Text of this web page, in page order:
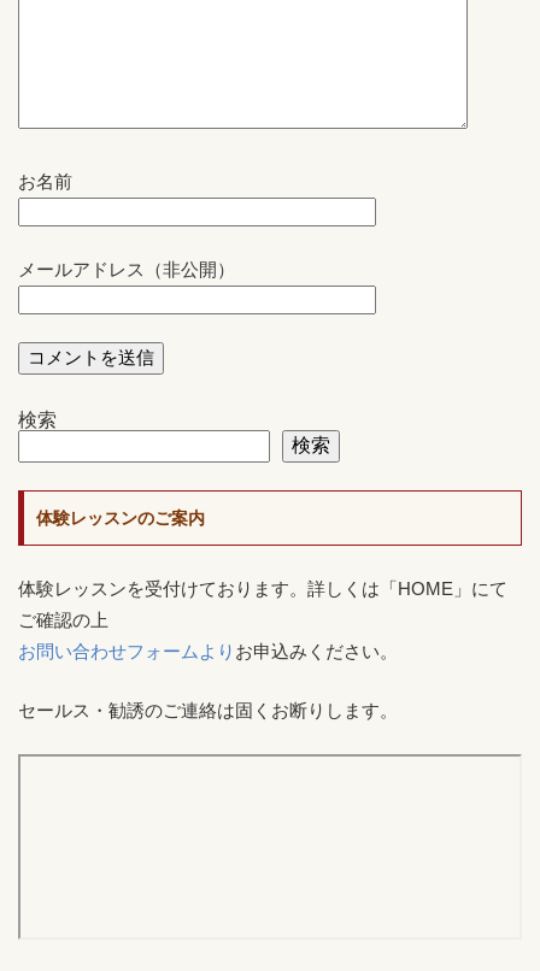
お名前
メールアドレス（非公開）
検索
検索
体験レッスンのご案内
体験レッスンを受付けております。詳しくは「HOME」にて
ご確認の上
お問い合わせフォームより お申込みください。
セールス・勧誘のご連絡は固くお断りします。